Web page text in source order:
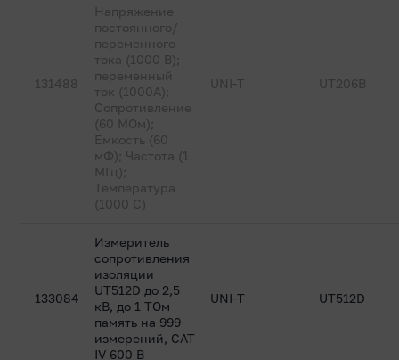
131488
Напряжение
постоянного/
переменного
тока (1000 В);
переменный
ток (1000А);
Сопротивление
(60 МОм);
Емкость (60
мФ); Частота (1
МГц);
Температура
(1000 С)
UNI-T UT206B
133084
Измеритель
сопротивления
изоляции
UT512D до 2,5
кВ, до 1 ТОм
память на 999
измерений, CAT
IV 600 В
UNI-T UT512D